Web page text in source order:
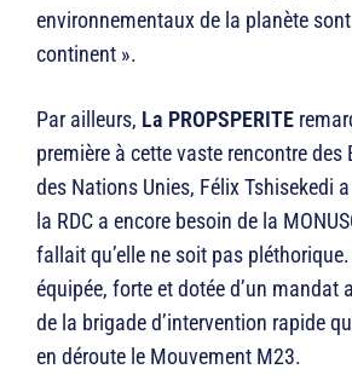
environnementaux de la planète
continent ».
Par ailleurs, La PROPSPERITE
première à cette vaste rencontre des
des Nations Unies, Félix Tshisekedi
la RDC a encore besoin de la
fallait qu’elle ne soit pas
équipée, forte et dotée d’un mandat
de la brigade d’intervention rapide
en déroute le Mouvement M23.